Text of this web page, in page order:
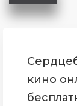
кино